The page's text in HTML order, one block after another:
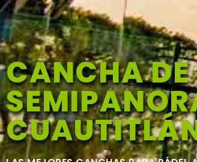
CANCHA DE